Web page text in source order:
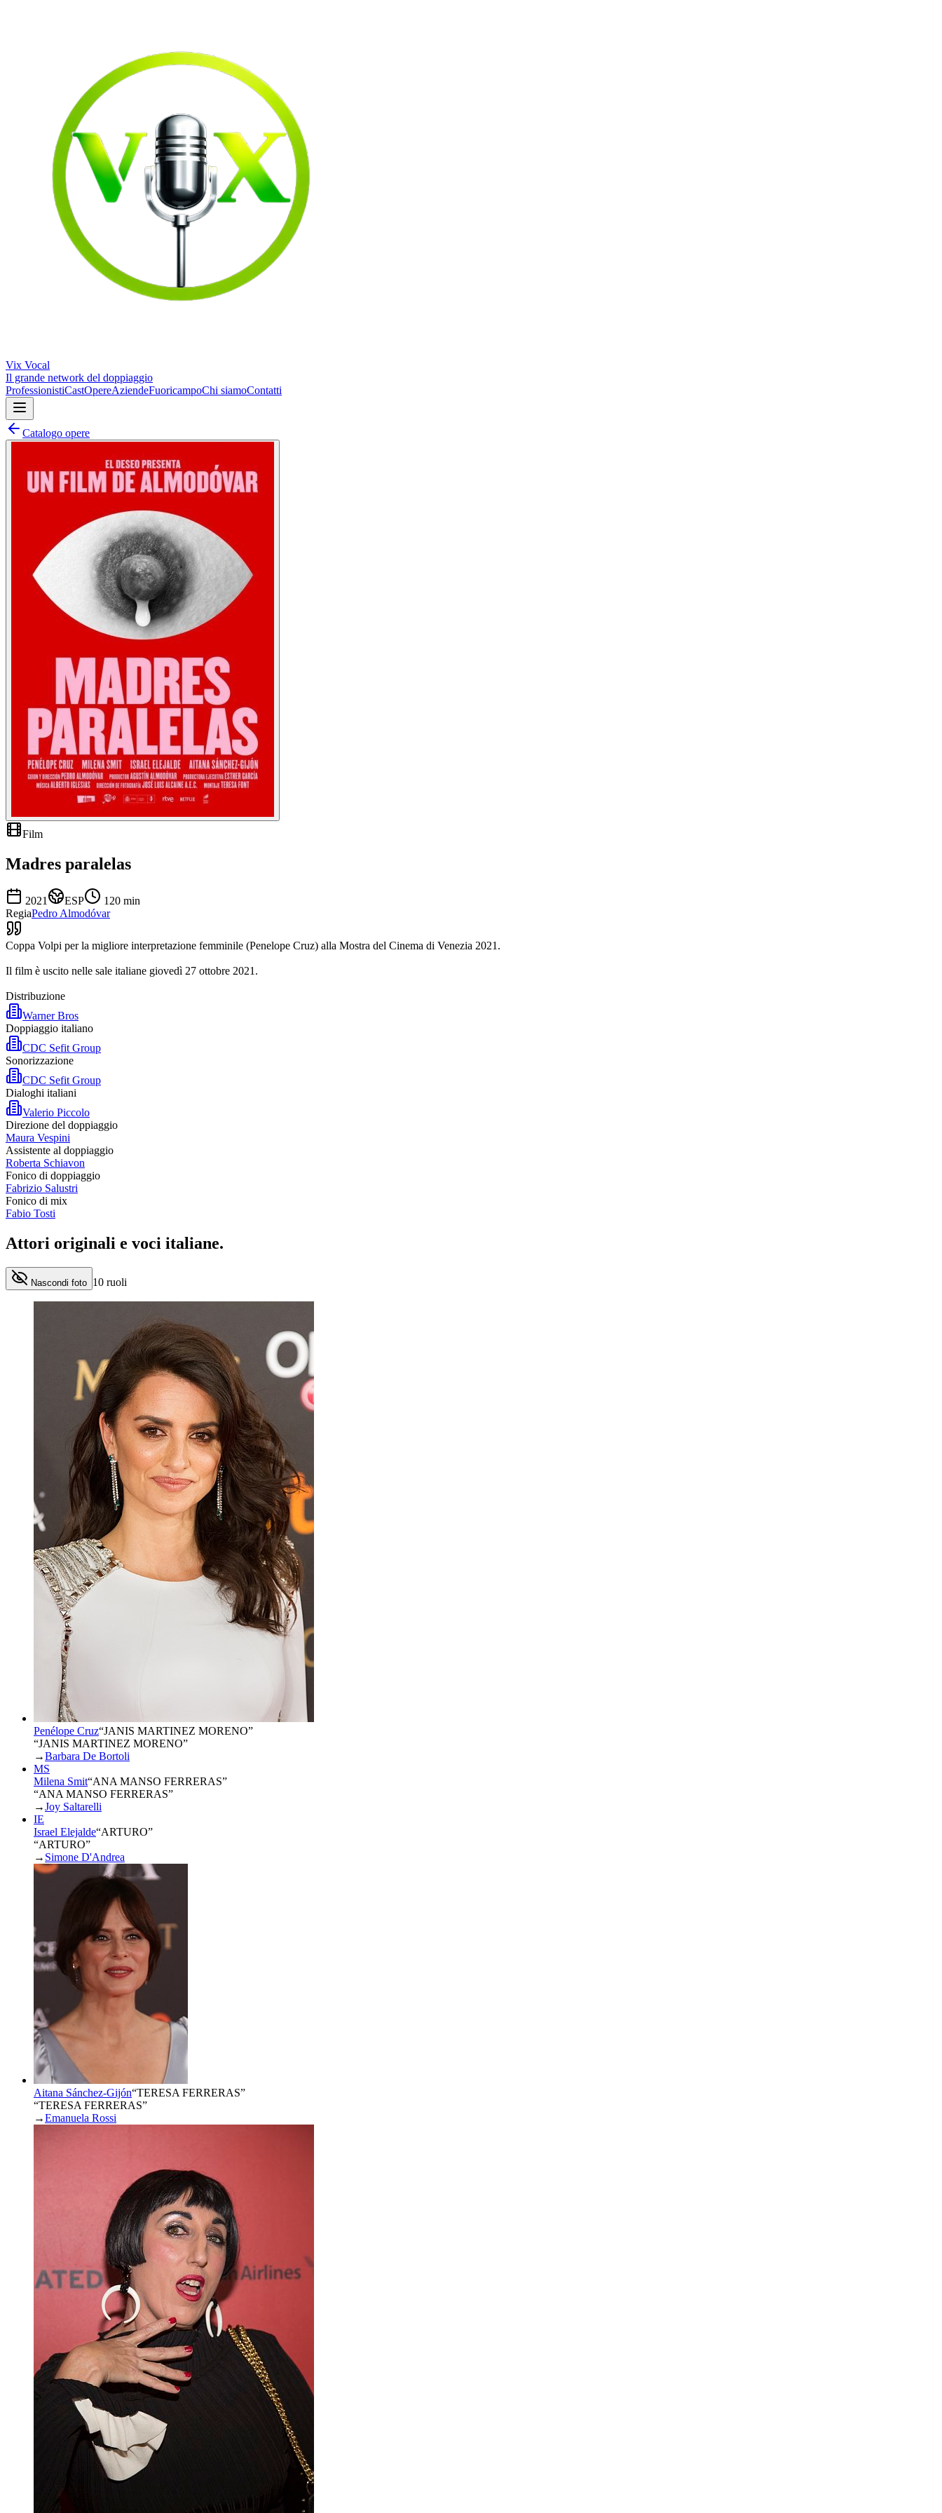
Vix Vocal
Il grande network del doppiaggio
ProfessionistiCastOpereAziendeFuoricampoChi siamoContatti
Catalogo opere
Film
Madres paralelas
2021 ESP 120 min
RegiaPedro Almodóvar
Coppa Volpi per la migliore interpretazione femminile (Penelope Cruz) alla Mostra del Cinema di Venezia 2021.
Il film è uscito nelle sale italiane giovedì 27 ottobre 2021.
Distribuzione
Warner Bros
Doppiaggio italiano
CDC Sefit Group
Sonorizzazione
CDC Sefit Group
Dialoghi italiani
Valerio Piccolo
Direzione del doppiaggio
Maura Vespini
Assistente al doppiaggio
Roberta Schiavon
Fonico di doppiaggio
Fabrizio Salustri
Fonico di mix
Fabio Tosti
Attori originali e voci italiane.
Nascondi foto 10 ruoli
Penélope Cruz“JANIS MARTINEZ MORENO”
“JANIS MARTINEZ MORENO”
→Barbara De Bortoli
MS
Milena Smit“ANA MANSO FERRERAS”
“ANA MANSO FERRERAS”
→Joy Saltarelli
IE
Israel Elejalde“ARTURO”
“ARTURO”
→ Simone D'Andrea
Aitana Sánchez-Gijón“TERESA FERRERAS”
“TERESA FERRERAS”
→Emanuela Rossi